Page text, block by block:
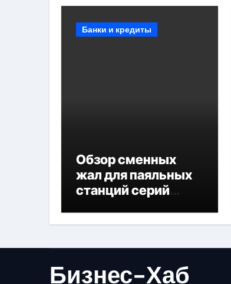
Банки и кредиты
Обзор сменных
жал для паяльных
станций серий
Бизнес-Хаб